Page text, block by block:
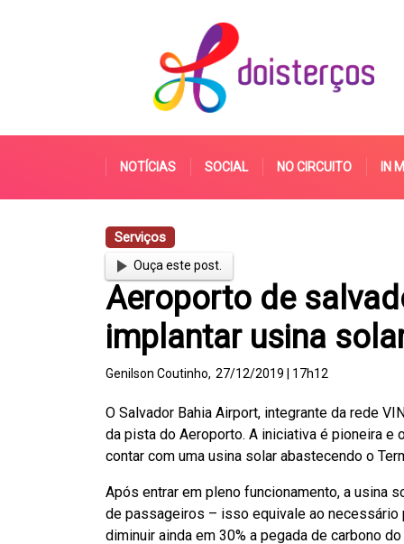
NOTÍCIAS SOCIAL NO CIRCUITO IN
Serviços
Ouça este post.
Aeroporto de
implantar usina
Genilson Coutinho, 27/12/2019 | 17h12
O Salvador Bahia Airport, integrante da rede
da pista do Aeroporto. A iniciativa é pioneira e
contar com uma usina solar abastecendo o
Após entrar em pleno funcionamento, a usina
de passageiros – isso equivale ao necessário
diminuir ainda em 30% a pegada de carbono